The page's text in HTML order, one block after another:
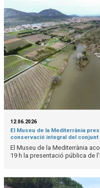
12.06.2026
El Museu de la Mediterrània
conservació integral del
El Museu de la Mediterrània
19 h la presentació pública de